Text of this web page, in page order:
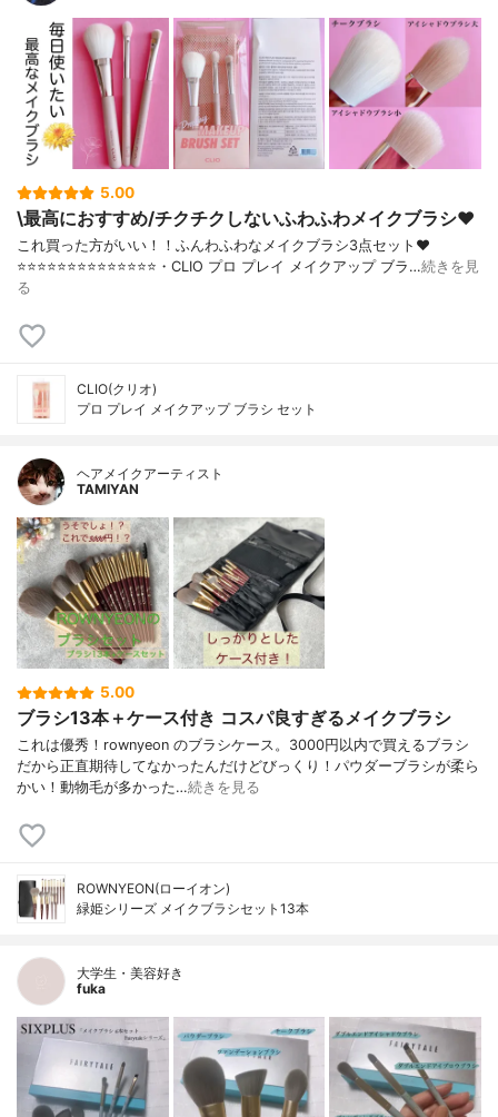
5.00
\最高におすすめ/チクチクしないふわふわメイクブラシ❤️
これ買った方がいい！！ふんわふわなメイクブラシ3点セット❤️
⭐️⭐️⭐️⭐️⭐️⭐️⭐️⭐️⭐️⭐️⭐️⭐️⭐️⭐️・CLIO プロ プレイ メイクアップ ブラ…続きを見
る
CLIO(クリオ)
プロ プレイ メイクアップ ブラシ セット
ヘアメイクアーティスト
TAMIYAN
5.00
ブラシ13本＋ケース付き コスパ良すぎるメイクブラシ
これは優秀！rownyeon のブラシケース。3000円以内で買えるブラシ
だから正直期待してなかったんだけどびっくり！パウダーブラシが柔ら
かい！動物毛が多かった…続きを見る
ROWNYEON(ローイオン)
緑姫シリーズ メイクブラシセット13本
大学生・美容好き
fuka